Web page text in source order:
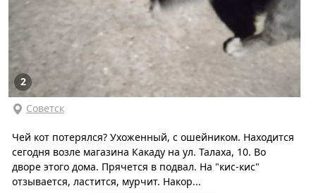
2
Советск
Чей кот потерялся? Ухоженный, с ошейником. Находится
сегодня возле магазина Какаду на ул. Талаха, 10. Во
дворе этого дома. Прячется в подвал. На "кис-кис"
отзывается, ластится, мурчит. Накор...